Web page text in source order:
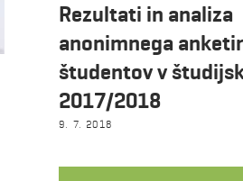
julij 2018
Rezultati in analiza
anonimnega
študentov v
2017/2018
9. 7. 2018